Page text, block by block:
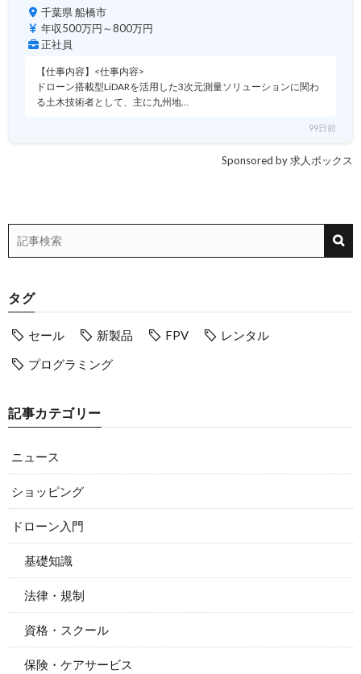
千葉県 船橋市
年収500万円～800万円
正社員
【仕事内容】<仕事内容>
ドローン搭載型LiDARを活用した3次元測量ソリューションに関わ
る土木技術者として、主に九州地…
99日前
Sponsored by 求人ボックス
タグ
セール 新製品 FPV
レンタル
プログラミング
記事カテゴリー
ニュース
ショッピング
ドローン入門
基礎知識
法律・規制
資格・スクール
保険・ケアサービス